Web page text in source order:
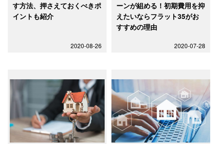
す方法、押さえておくべきポ
イントも紹介
2020-08-26
ーンが組める！初期費用を抑
えたいならフラット35がお
すすめの理由
2020-07-28